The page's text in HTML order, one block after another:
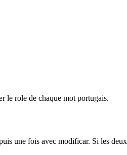
le role de chaque mot portugais.
une fois avec modificar. Si les